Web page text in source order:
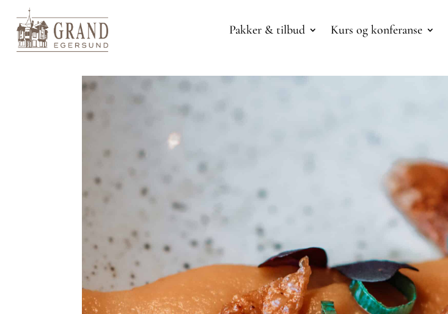
Pakker & tilbud Kurs og konferanse